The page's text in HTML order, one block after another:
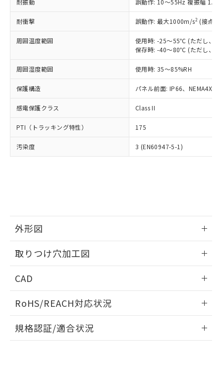
耐振動 誤動作: 10～55Hz 複振幅
耐衝撃 誤動作: 最大1000m/s2 (接点
周囲温度範囲
使用時: -25～55℃ (ただし、氷
保存時: -40～80℃ (ただし、氷
周囲湿度範囲 使用時: 35～85%RH
保護構造 パネル前面: IP66、NEMA4X,
感電保護クラス Class II
PTI（トラッキング特性） 175
汚染度 3 (EN60947-5-1)
外形図
取りつけ穴加工図
CAD
ドすることができます。
ログイン/会員登録
RoHS/REACH対応状況
EU RoHS 注意事項・凡例
規格認証/適合状況
正式な納期状況および標準価格はお客
様のお取引先、またはお客様担当のオ
ムロン制御機器販売店・当社販売員に
オムロン制御機器販売店や当社販売拠
販売ネットワーク
」をご確認
在庫状況および標準価格結果を当社の
事前の承諾なく第三者に漏洩または開
示しないようお願いします。
マイパーツ機能（部品リスト作成サー
ビス）をご利用いただくには、I-Web
メンバーズにご登録されている必要が
お客様が当ウェブサイト上で当社にご
指します。
但し、RoHS指令で産業用監視および制御機器に対する
適用除外項目は除く。
フタル酸エステル類の４物質については閾値を超える意
図的な使用がないことを確認しています。
部品在庫の切り替え状況などにより、予定
月が前後することがあります。
※3 非含有証明書ダウンロード
51物質の非含有証明書（当社基準）
※本証明書は発行日時点で非含有を証明す
るもので、過去に遡って非含有を証明する
ものではありません。
また、RoHS指令のフタル酸エステル類４
欄に対応日を記載しておりました。
既に当社にて対応品への在庫切替を完了
していることから、特段のことがない限
り、2022年1月12日より割愛しておりま
す。
DBP(フタル酸ジブチル) : 1000ppm、 DIBP(フタル酸ジ
イソブチル) : 1000ppm、 BBP(フタル酸ブチルベンジ
DEHP(フタル酸ビス(2-エチルヘキシル)) : 1000ppm
準値以下であることを示します。
「10」：通常の使用状況下において有害物
質が外部に漏えいし、環境に深刻な影響を
及ぼさない年数を意味します。
「－」：未確認です。当社販売部門へお問
全に破砕するなど、違法に輸出されな
いよう必要な手段を講じます。
当社は貴社製品を、核兵器、ミサイ
ル、化学兵器、生物兵器またはその他
武器並びにこれらの製造装置等に一切
当社は、貴社製品を第三者に販売する
場合は、上記1、2および3の内容を当
該第三者に通知します。また当社は、
販売先および販売に係わる関係者が違
法に輸出するおそれがある場合は、取
り引きをいたしません。
一定数には満たないが在庫あり
－
在庫なし(最新の在庫状況につ
いては、お客様のお取引先、ま
たはお客様担当のオムロン制御
機器販売店・当社販売員にご確
空
受注生産機種、また在庫状況の
情報を公開していない機種